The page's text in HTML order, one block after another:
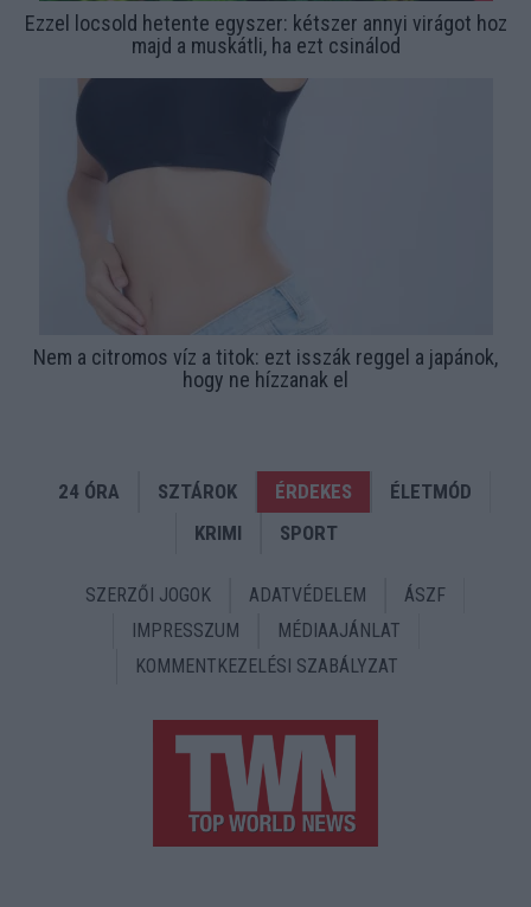
Ezzel locsold hetente egyszer: kétszer annyi virágot hoz
majd a muskátli, ha ezt csinálod
Nem a citromos víz a titok: ezt isszák reggel a japánok,
hogy ne hízzanak el
24 ÓRA SZTÁROK ÉRDEKES
ÉLETMÓD
KRIMI
SPORT
SZERZŐI JOGOK ADATVÉDELEM
ÁSZF
IMPRESSZUM
MÉDIAAJÁNLAT
KOMMENTKEZELÉSI SZABÁLYZAT